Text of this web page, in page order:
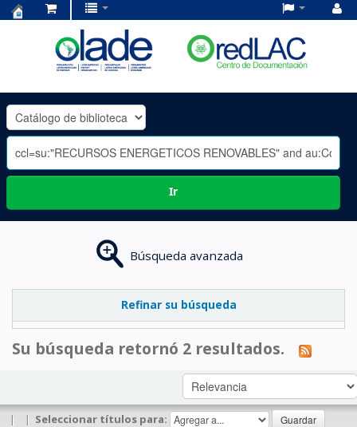
OLADE
-
Ir
Búsqueda avanzada
Refinar su búsqueda
Su búsqueda retornó 2 resultados.
| | Seleccionar títulos para: